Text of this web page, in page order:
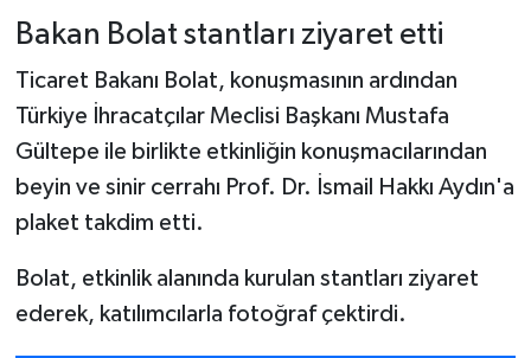
Bakan Bolat stantları ziyaret etti
Ticaret Bakanı Bolat, konuşmasının ardından
Türkiye İhracatçılar Meclisi Başkanı Mustafa
Gültepe ile birlikte etkinliğin konuşmacılarından
beyin ve sinir cerrahı Prof. Dr. İsmail Hakkı Aydın'a
plaket takdim etti.
Bolat, etkinlik alanında kurulan stantları ziyaret
ederek, katılımcılarla fotoğraf çektirdi.